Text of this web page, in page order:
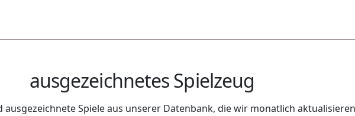
ausgezeichnetes Spielzeug
ausgezeichnete Spiele aus unserer Datenbank, die wir monatlich